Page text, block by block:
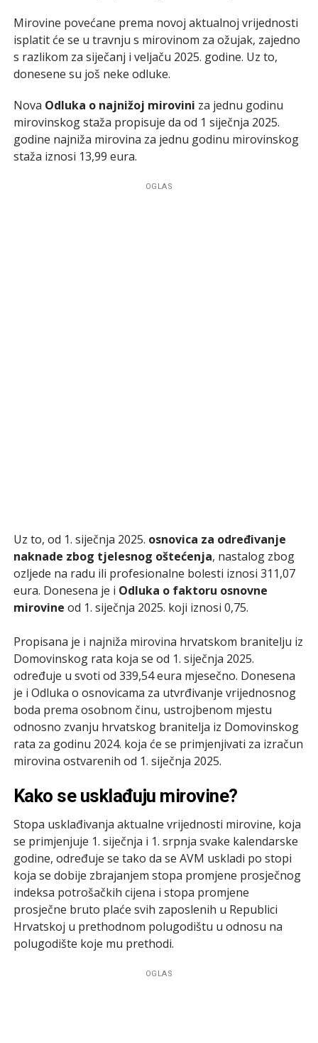
Mirovine povećane prema novoj aktualnoj vrijednosti
isplatit će se u travnju s mirovinom za ožujak, zajedno
s razlikom za siječanj i veljaču 2025. godine. Uz to,
donesene su još neke odluke.
Nova Odluka o najnižoj mirovini za jednu godinu
mirovinskog staža propisuje da od 1 siječnja 2025.
godine najniža mirovina za jednu godinu mirovinskog
staža iznosi 13,99 eura.
OGLAS
Uz to, od 1. siječnja 2025. osnovica za određivanje
naknade zbog tjelesnog oštećenja, nastalog zbog
ozljede na radu ili profesionalne bolesti iznosi 311,07
eura. Donesena je i Odluka o faktoru osnovne
mirovine od 1. siječnja 2025. koji iznosi 0,75.
Propisana je i najniža mirovina hrvatskom branitelju iz
Domovinskog rata koja se od 1. siječnja 2025.
određuje u svoti od 339,54 eura mjesečno. Donesena
je i Odluka o osnovicama za utvrđivanje vrijednosnog
boda prema osobnom činu, ustrojbenom mjestu
odnosno zvanju hrvatskog branitelja iz Domovinskog
rata za godinu 2024. koja će se primjenjivati za izračun
mirovina ostvarenih od 1. siječnja 2025.
Kako se usklađuju mirovine?
Stopa usklađivanja aktualne vrijednosti mirovine, koja
se primjenjuje 1. siječnja i 1. srpnja svake kalendarske
godine, određuje se tako da se AVM uskladi po stopi
koja se dobije zbrajanjem stopa promjene prosječnog
indeksa potrošačkih cijena i stopa promjene
prosječne bruto plaće svih zaposlenih u Republici
Hrvatskoj u prethodnom polugodištu u odnosu na
polugodište koje mu prethodi.
OGLAS